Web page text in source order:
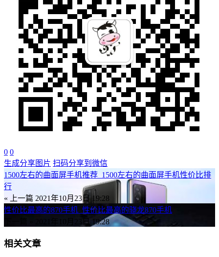
0 0
生成分享图片 扫码分享到微信
1500左右的曲面屏手机推荐_1500左右的曲面屏手机性价比排
行
« 上一篇 2021年10月23日 19:28
性价比最高的870手机_性价比最高的骁龙870手机
2021年10月23日 19:28
相关文章